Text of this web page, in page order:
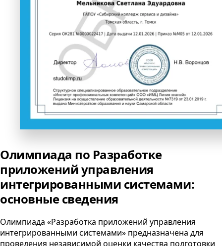
Олимпиада по Разработке
приложений управления
интегрированными системами:
основные сведения
Олимпиада «Разработка приложений управления
интегрированными системами» предназначена для
проведения независимой оценки качества подготовки